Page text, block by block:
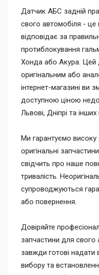
Датчик АБС задній
свого автомобіля -
відповідає за
протиблокування
Хонда або Акура. Цей
оригінальним або
інтернет-магазині ви
доступною ціною
Львові, Дніпрі та
Ми гарантуємо високу
оригінальні
свідчить про наше
тривалість.
супроводжуються
або повернення.
Довіряйте
запчастини для свого
завжди готові
вибору та